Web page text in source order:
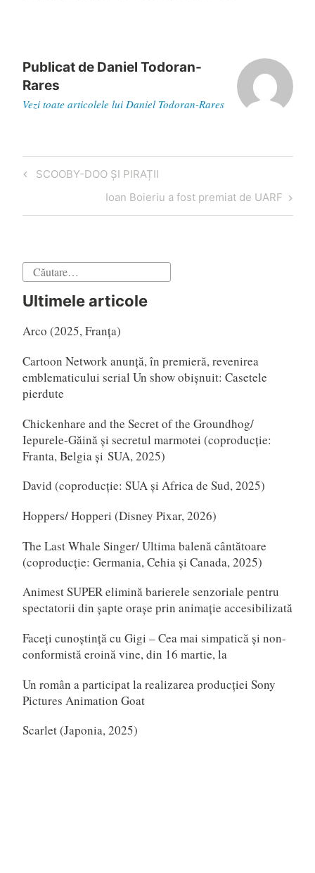
Publicat de Daniel Todoran-
Rares
Vezi toate articolele lui Daniel Todoran-Rares
Navigare
Articol
SCOOBY-DOO ȘI PIRAȚII
Articol
următor
Ioan Boieriu a fost premiat de UARF
Caută
Ultimele articole
Arco (2025, Franța)
Cartoon Network anunță, în premieră, revenirea
emblematicului serial Un show obișnuit: Casetele
pierdute
Chickenhare and the Secret of the Groundhog/
Iepurele-Găină și secretul marmotei (coproducție:
Franta, Belgia și SUA, 2025)
David (coproducție: SUA și Africa de Sud, 2025)
Hoppers/ Hopperi (Disney Pixar, 2026)
The Last Whale Singer/ Ultima balenă cântătoare
(coproducție: Germania, Cehia și Canada, 2025)
Animest SUPER elimină barierele senzoriale pentru
spectatorii din șapte orașe prin animație accesibilizată
Faceți cunoștință cu Gigi – Cea mai simpatică și non-
conformistă eroină vine, din 16 martie, la
Un român a participat la realizarea producției Sony
Pictures Animation Goat
Scarlet (Japonia, 2025)